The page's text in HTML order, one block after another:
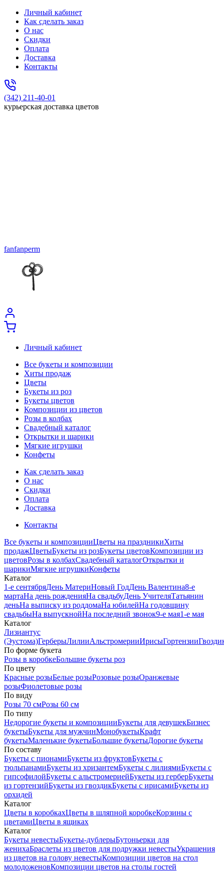
Личный кабинет
Как сделать заказ
О нас
Скидки
Оплата
Доставка
Контакты
(342) 211-40-01
курьерская доставка цветов
fanfanperm
Личный кабинет
Все букеты и композиции
Хиты продаж
Цветы
Букеты из роз
Букеты цветов
Композиции из цветов
Розы в колбах
Свадебный каталог
Открытки и шарики
Мягкие игрушки
Конфеты
Как сделать заказ
О нас
Скидки
Оплата
Доставка
Контакты
Все букеты и композицииЦветы на праздникиХиты
продажЦветыБукеты из розБукеты цветовКомпозиции из
цветовРозы в колбахСвадебный каталогОткрытки и
шарикиМягкие игрушкиКонфеты
Каталог
1-е сентябряДень МатериНовый ГодДень Валентина8-е
мартаНа день рожденияНа свадьбуДень УчителяТатьянин
деньНа выписку из роддомаНа юбилейНа годовщину
свадьбыНа выпускнойНа последний звонок9-е мая1-е мая
Каталог
Лизиантус
(Эустома)ГерберыЛилииАльстромерииИрисыГортензии
По форме букета
Розы в коробкеБольшие букеты роз
По цвету
Красные розыБелые розыРозовые розыОранжевые
розыФиолетовые розы
По виду
Розы 70 смРозы 60 см
По типу
Недорогие букеты и композицииБукеты для девушекБизнес
букетыБукеты для мужчинМонобукетыКрафт
букетыМаленькие букетыБольшие букетыДорогие букеты
По составу
Букеты с пионамиБукеты из фруктовБукеты с
тюльпанамиБукеты из хризантемБукеты с лилиямиБукеты с
гипсофилойБукеты с альстромериейБукеты из герберБукеты
из гортензийБукеты из гвоздикБукеты с ирисамиБукеты из
орхидей
Каталог
Цветы в коробкахЦветы в шляпной коробкеКорзины с
цветамиЦветы в ящиках
Каталог
Букеты невестыБукеты-дублерыБутоньерки для
женихаБраслеты из цветов для подружки невестыУкрашения
из цветов на голову невестыКомпозиции цветов на стол
молодоженовКомпозиции цветов на столы гостей